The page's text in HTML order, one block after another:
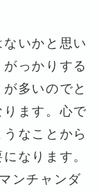
ないかと思い
っかりする
多いのでと
ます。心で
なことから
なります。
ンチャンダ